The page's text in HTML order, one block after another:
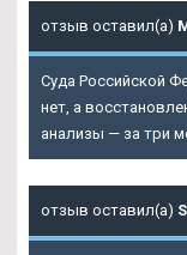
отзыв оставил(а)
Суда Российской
нет, а
анализы — за три
отзыв оставил(а)